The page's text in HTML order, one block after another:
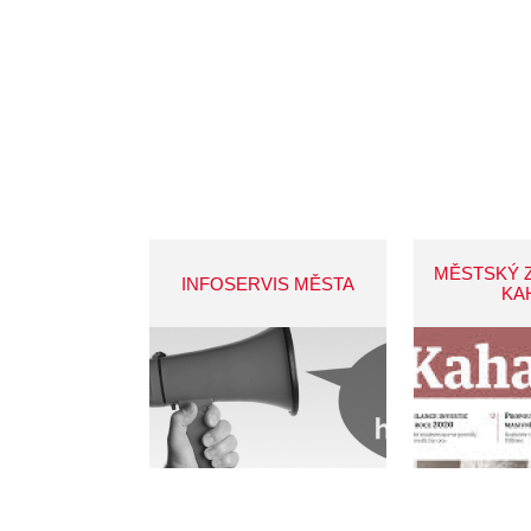
INFOSERVIS MĚSTA
MĚSTSKÝ